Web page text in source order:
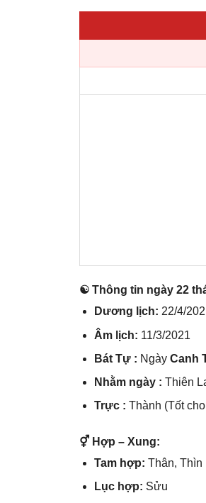
☯ Thônɡ tin ngày 22
Dươnɡ lịch: 22/4/
Âm lịch: 11/3/2021
Bát Tự : Ngày Canh
Nhằm ngày : Thiên
Trực : Thành (Tốt
⚥ Hợp – Xung:
Tam hợp: Thân, Thìn
Lục hợp: Sửu